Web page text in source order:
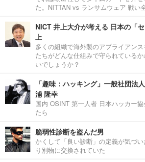
た。NITTAN vs ランサムウェア 戦い
NICT 井上大介が考える 日本の「
上
多くの組織で海外製のアプライアン
たちがどんな仕組みで守られている
いでしょうか？
「趣味：ハッキング」一般社団法
浦 隆幸
国内 OSINT 第一人者 日本ハッカー
たら
脆弱性診断を盗んだ男
かくして「良い診断」の定義が気づ
り別物に交換されていた